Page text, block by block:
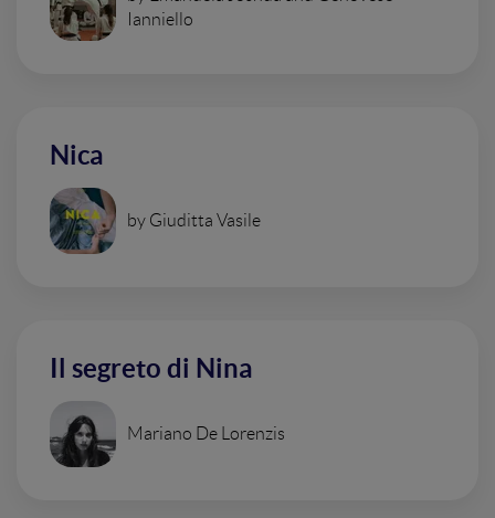
Ianniello
Nica
by Giuditta Vasile
Il segreto di Nina
Mariano De Lorenzis